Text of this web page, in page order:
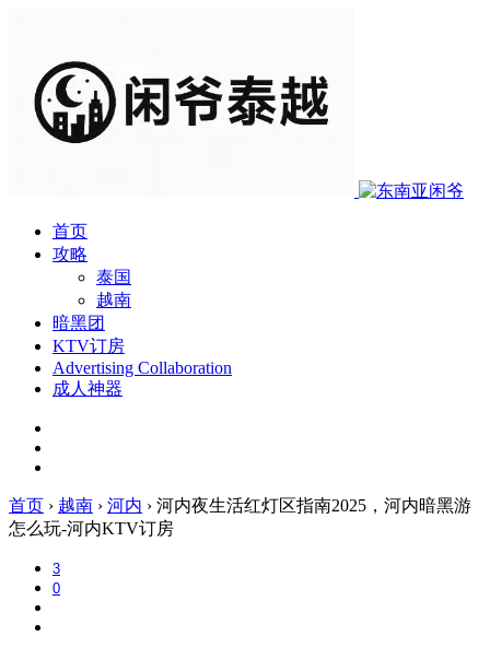
首页
攻略
泰国
越南
暗黑团
KTV订房
Advertising Collaboration
成人神器
首页 › 越南 › 河内 › 河内夜生活红灯区指南2025，河内暗黑游
怎么玩-河内KTV订房
3
0